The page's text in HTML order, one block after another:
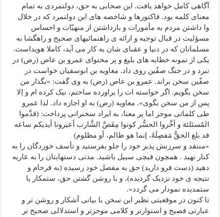
آگاهی کامل خواهد یافت. این صحابی به حق، دولتمردی به تمام
معنای کلمه بود. فاکتورها و شاخصه های این دولتمرد که در خلال
وا داشتن مردم به مأمورات و بازداشتن از منهیّات و احساس
مسؤلیت در قبال توجیه و ارائه ی راهنمائیهای صحیح و راهگشا به
مسلمانان که در دنیا و عقبای شان به کار می آید، کاملا هویداست.
یکی از نمونه خطابه های بلیغ و پر محتوای عمرو بن عاص (رض) در
نبرد و در جنگ صفّین روی داد. معاویه بن ابوسفیان خواست در
صفّین سخن براند. عمرو بن عاص (رض) به وی گفت: «بگذار من
سخن بگویم. اگر خواسته ات را براورده ساختم، نیک کرده ام و اِلا
پس از من سخن بگوی». معاویه (رض) به او اجازه داد. لذا عمرو
طی کلماتی موجز اما پر معنا، به ایراد سخنرانی پرداخت: (قدَّموا
المُستَلئهَ و أخَّروا الحسُّر کونوا مِقَصَّ الشَّارب أعیرونا أیدیکم ساعه
قد بلغ الحقُّ مَفصِلَهُ، إنما هو ظالم، أو مظلوم)
«منتقد و سرزنش پذیر خود را جلو بفرستید و تأسف خوردگان را به
کنار نهید . همچون قیچی سبیل باشید. مدتی دستهایتان را به عاریه
دهید (دست فرو دارید) حق به مفصل خود رسیده (به فرجام و
نتیجه ی خود نزدیک گردیده)، و با روشن گشتن حق، ستمکار یا
ستمدیده نمودار می گردد».
تا کنون در موقعیتی نظیر این سخن با بیانی آشکار و روشن تر و
عبارتی فصیح و استوارتر و کلامی موجزتر و استدلالی صحیح تر